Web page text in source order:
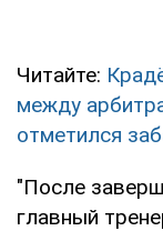
Читайте:
между
отметился
"После
главный